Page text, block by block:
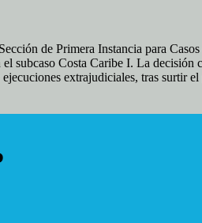
de Primera Instancia para
el subcaso Costa Caribe I. La
extrajudiciales, tras surtir